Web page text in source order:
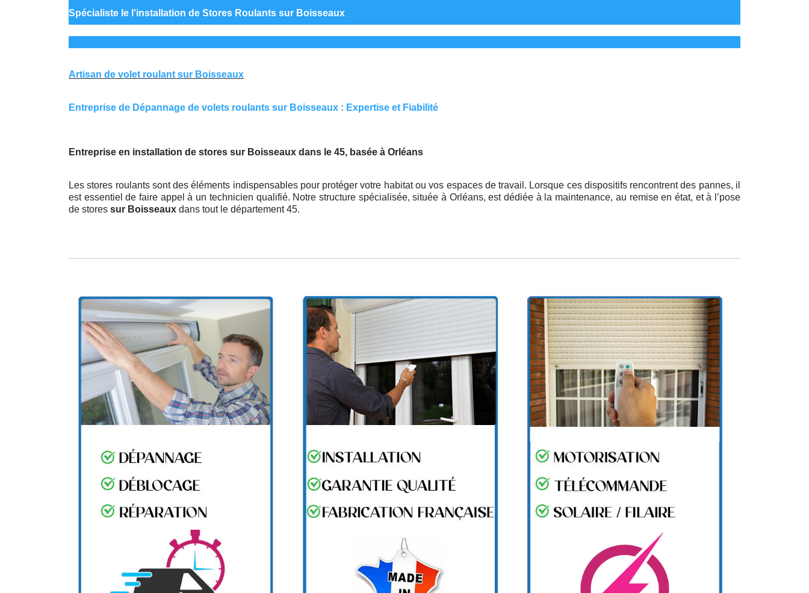
Spécialiste le l'installation de Stores Roulants sur Boisseaux
Artisan de volet roulant sur Boisseaux
Entreprise de Dépannage de volets roulants sur Boisseaux : Expertise et Fiabilité
Entreprise en installation de stores sur Boisseaux dans le 45, basée à Orléans
Les stores roulants sont des éléments indispensables pour protéger votre habitat ou vos espaces de travail. Lorsque ces dispositifs rencontrent des pannes, il
est essentiel de faire appel à un technicien qualifié. Notre structure spécialisée, située à Orléans, est dédiée à la maintenance, au remise en état, et à l’pose
de stores sur Boisseaux dans tout le département 45.